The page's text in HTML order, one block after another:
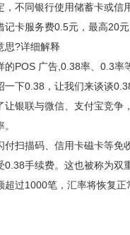
，不同银行使用储蓄卡或信
记卡服务费0.5元，最高20
思?详细解释
的POS 广告,0.38率、0.3率
一下0.38，让我们来谈谈
让银联与微信、支付宝竞争
付扫描码、信用卡磁卡等免
0.38手续费。这也被称为双
超过1000笔，汇率将恢复正